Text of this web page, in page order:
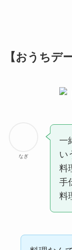
【おうちデ
なぎ
一
い
料
手
料